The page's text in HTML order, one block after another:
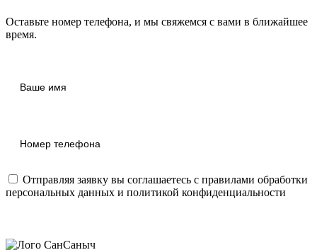
Оставьте номер телефона, и мы свяжемся с вами в ближайшее
время.
Отправляя заявку вы соглашаетесь с правилами обработки
персональных данных и политикой конфиденциальности